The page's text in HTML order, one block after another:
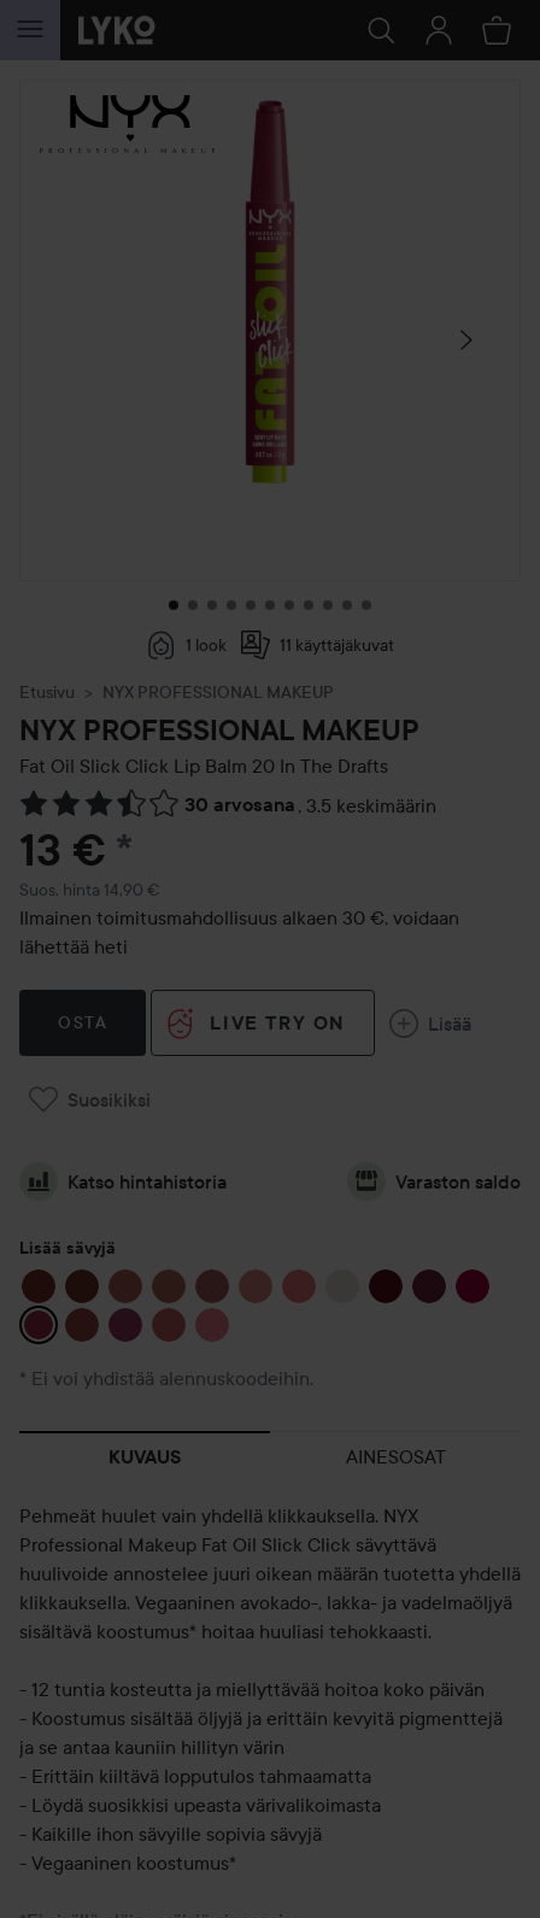
SIIRTYÄ JHK SISÄLTÖÖN
OHITA OSIO
1 look 11 käyttäjäkuvat
Etusivu NYX PROFESSIONAL MAKEUP
NYX PROFESSIONAL MAKEUP
Fat Oil Slick Click Lip Balm 20 In The Drafts
30 arvosana , 3.5 keskimäärin
Siirtyä jhk Arvosana & kommentit
13 € *
Suos. hinta 14,90 €
Suositeltu hinta 14,90 €
Ilmainen toimitusmahdollisuus alkaen 30 €, voidaan
lähettää heti
OSTA LIVE TRY ON Lisää
Suosikiksi
Katso hintahistoria Varaston saldo
Lisää sävyjä
* Ei voi yhdistää alennuskoodeihin.
KUVAUS AINESOSAT
Pehmeät huulet vain yhdellä klikkauksella. NYX
Professional Makeup Fat Oil Slick Click sävyttävä
huulivoide annostelee juuri oikean määrän tuotetta yhdellä
klikkauksella. Vegaaninen avokado-, lakka- ja vadelmaöljyä
sisältävä koostumus* hoitaa huuliasi tehokkaasti.
- 12 tuntia kosteutta ja miellyttävää hoitoa koko päivän
- Koostumus sisältää öljyjä ja erittäin kevyitä pigmenttejä
ja se antaa kauniin hillityn värin
- Erittäin kiiltävä lopputulos tahmaamatta
- Löydä suosikkisi upeasta värivalikoimasta
- Kaikille ihon sävyille sopivia sävyjä
- Vegaaninen koostumus*